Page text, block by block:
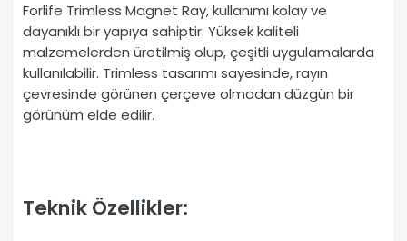
Forlife Trimless Magnet Ray, kullanımı kolay ve
dayanıklı bir yapıya sahiptir. Yüksek kaliteli
malzemelerden üretilmiş olup, çeşitli uygulamalarda
kullanılabilir. Trimless tasarımı sayesinde, rayın
çevresinde görünen çerçeve olmadan düzgün bir
görünüm elde edilir.
Teknik Özellikler: